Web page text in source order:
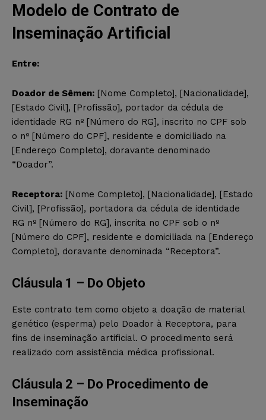
Modelo de Contrato de
Inseminação Artificial
Entre:
Doador de Sêmen: [Nome Completo], [Nacionalidade],
[Estado Civil], [Profissão], portador da cédula de
identidade RG nº [Número do RG], inscrito no CPF sob
o nº [Número do CPF], residente e domiciliado na
[Endereço Completo], doravante denominado
“Doador”.
Receptora: [Nome Completo], [Nacionalidade], [Estado
Civil], [Profissão], portadora da cédula de identidade
RG nº [Número do RG], inscrita no CPF sob o nº
[Número do CPF], residente e domiciliada na [Endereço
Completo], doravante denominada “Receptora”.
Cláusula 1 – Do Objeto
Este contrato tem como objeto a doação de material
genético (esperma) pelo Doador à Receptora, para
fins de inseminação artificial. O procedimento será
realizado com assistência médica profissional.
Cláusula 2 – Do Procedimento de
Inseminação